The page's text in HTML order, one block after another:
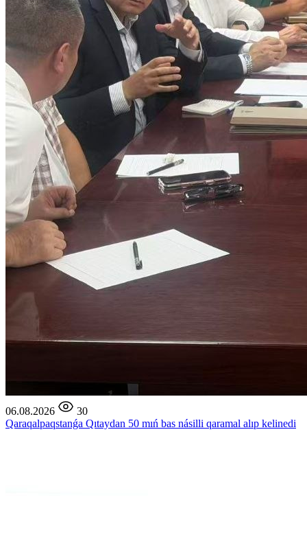
06.08.2026
30
Qaraqalpaqstanǵa Qıtaydan 50 mıń bas násilli qaramal alıp kelinedi